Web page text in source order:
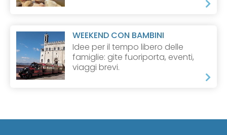
WEEKEND CON BAMBINI
Idee per il tempo libero delle
famiglie: gite fuoriporta, eventi,
viaggi brevi.